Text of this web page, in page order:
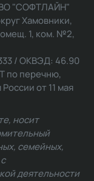
"СОФТЛАЙН"
Хамовники,
1, ком. №2,
/ ОКВЭД: 46.90
по перечню,
от 11 мая
носит
семейных,
деятельности